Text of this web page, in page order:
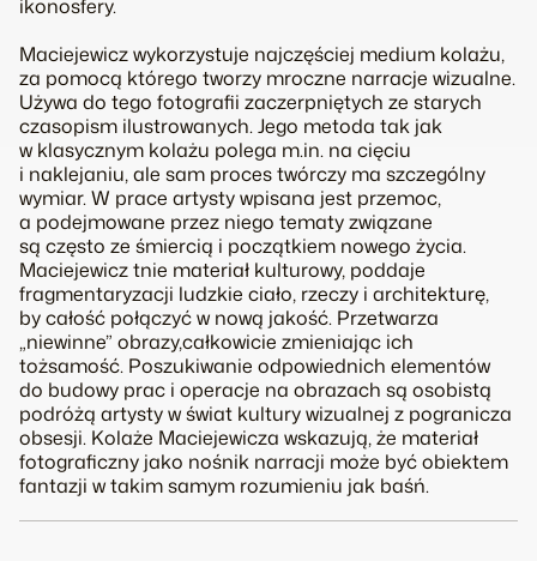
ikonosfery.
Maciejewicz wykorzystuje najczęściej medium kolażu,
za pomocą którego tworzy mroczne narracje wizualne.
Używa do tego fotografii zaczerpniętych ze starych
czasopism ilustrowanych. Jego metoda tak jak
w klasycznym kolażu polega m.in. na cięciu
i naklejaniu, ale sam proces twórczy ma szczególny
wymiar. W prace artysty wpisana jest przemoc,
a podejmowane przez niego tematy związane
są często ze śmiercią i początkiem nowego życia.
Maciejewicz tnie materiał kulturowy, poddaje
fragmentaryzacji ludzkie ciało, rzeczy i architekturę,
by całość połączyć w nową jakość. Przetwarza
„niewinne” obrazy,całkowicie zmieniając ich
tożsamość. Poszukiwanie odpowiednich elementów
do budowy prac i operacje na obrazach są osobistą
podróżą artysty w świat kultury wizualnej z pogranicza
obsesji. Kolaże Maciejewicza wskazują, że materiał
fotograficzny jako nośnik narracji może być obiektem
fantazji w takim samym rozumieniu jak baśń.